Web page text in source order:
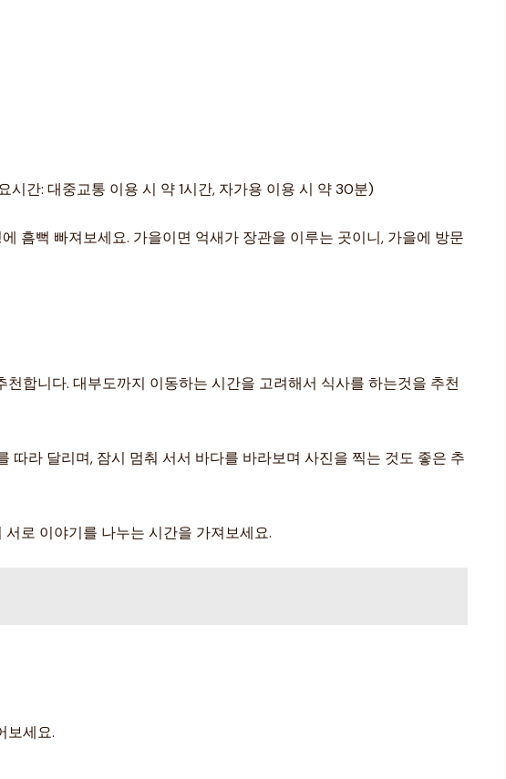
간: 대중교통 이용 시 약 1시간, 자가용 이용 시 약 30분)
흠뻑 빠져보세요. 가을이면 억새가 장관을 이루는 곳이니, 가을에 방문
합니다. 대부도까지 이동하는 시간을 고려해서 식사를 하는것을 추천
따라 달리며, 잠시 멈춰 서서 바다를 바라보며 사진을 찍는 것도 좋은 추
로 이야기를 나누는 시간을 가져보세요.
보세요.